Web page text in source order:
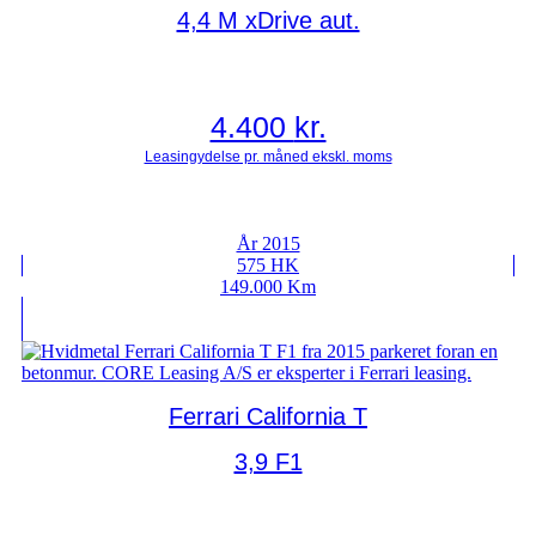
4,4 M xDrive aut.
4.400 kr.
År 2015
575 HK
149.000 Km
Ferrari California T
3,9 F1